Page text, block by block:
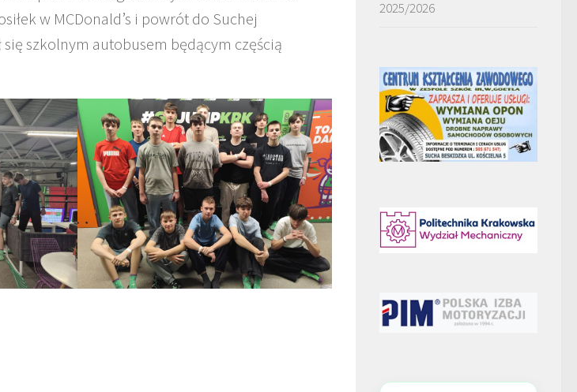
w MCDonald’s i powrót do Suchej
się szkolnym autobusem będącym częścią
2025/2026